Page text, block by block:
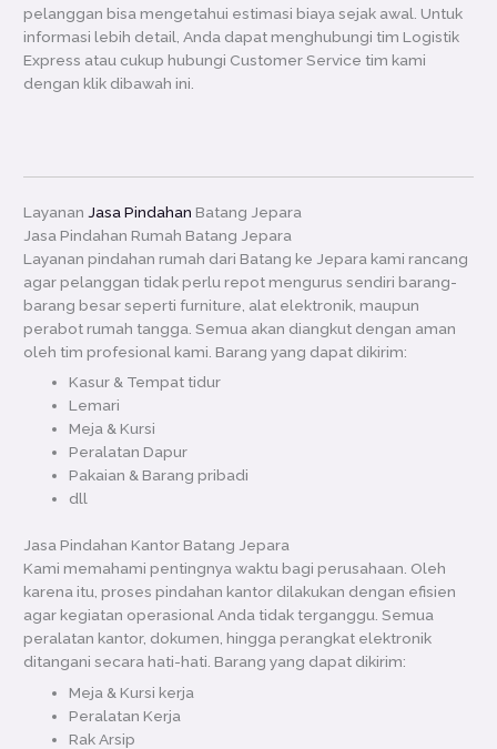
pelanggan bisa mengetahui estimasi biaya sejak awal. Untuk
informasi lebih detail, Anda dapat menghubungi tim Logistik
Express atau cukup hubungi Customer Service tim kami
dengan klik dibawah ini.
Layanan Jasa Pindahan Batang Jepara
Jasa Pindahan Rumah Batang Jepara
Layanan pindahan rumah dari Batang ke Jepara kami rancang
agar pelanggan tidak perlu repot mengurus sendiri barang-
barang besar seperti furniture, alat elektronik, maupun
perabot rumah tangga. Semua akan diangkut dengan aman
oleh tim profesional kami. Barang yang dapat dikirim:
Kasur & Tempat tidur
Lemari
Meja & Kursi
Peralatan Dapur
Pakaian & Barang pribadi
dll
Jasa Pindahan Kantor Batang Jepara
Kami memahami pentingnya waktu bagi perusahaan. Oleh
karena itu, proses pindahan kantor dilakukan dengan efisien
agar kegiatan operasional Anda tidak terganggu. Semua
peralatan kantor, dokumen, hingga perangkat elektronik
ditangani secara hati-hati. Barang yang dapat dikirim:
Meja & Kursi kerja
Peralatan Kerja
Rak Arsip